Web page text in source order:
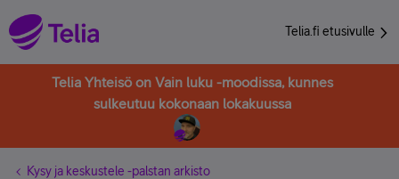
Telia.fi etusivulle
Telia Yhteisö on Vain luku -moodissa, kunnes
sulkeutuu kokonaan lokakuussa
Kysy ja keskustele -palstan arkisto